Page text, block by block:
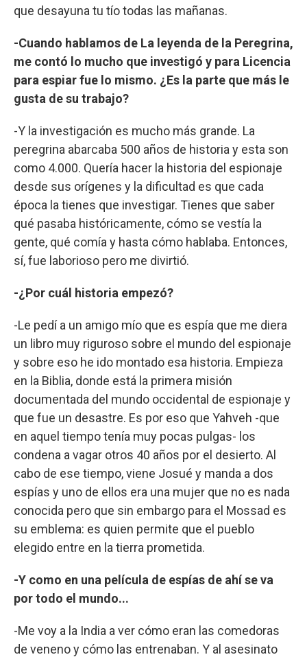
que desayuna tu tío todas las mañanas.
-Cuando hablamos de La leyenda de la Peregrina,
me contó lo mucho que investigó y para Licencia
para espiar fue lo mismo. ¿Es la parte que más le
gusta de su trabajo?
-Y la investigación es mucho más grande. La
peregrina abarcaba 500 años de historia y esta son
como 4.000. Quería hacer la historia del espionaje
desde sus orígenes y la dificultad es que cada
época la tienes que investigar. Tienes que saber
qué pasaba históricamente, cómo se vestía la
gente, qué comía y hasta cómo hablaba. Entonces,
sí, fue laborioso pero me divirtió.
-¿Por cuál historia empezó?
-Le pedí a un amigo mío que es espía que me diera
un libro muy riguroso sobre el mundo del espionaje
y sobre eso he ido montado esa historia. Empieza
en la Biblia, donde está la primera misión
documentada del mundo occidental de espionaje y
que fue un desastre. Es por eso que Yahveh -que
en aquel tiempo tenía muy pocas pulgas- los
condena a vagar otros 40 años por el desierto. Al
cabo de ese tiempo, viene Josué y manda a dos
espías y uno de ellos era una mujer que no es nada
conocida pero que sin embargo para el Mossad es
su emblema: es quien permite que el pueblo
elegido entre en la tierra prometida.
-Y como en una película de espías de ahí se va
por todo el mundo...
-Me voy a la India a ver cómo eran las comedoras
de veneno y cómo las entrenaban. Y al asesinato